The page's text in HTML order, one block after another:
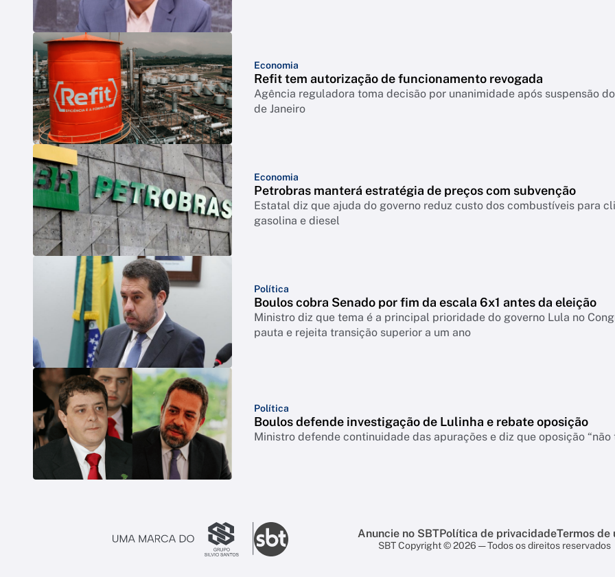
Economia
Refit tem autorização de funcionamento revogada
Agência reguladora toma decisão por unanimidade após suspensão
de Janeiro
Economia
Petrobras manterá estratégia de preços com subvenção
Estatal diz que ajuda do governo reduz custo dos combustíveis para
gasolina e diesel
Política
Boulos cobra Senado por fim da escala 6x1 antes da eleição
Ministro diz que tema é a principal prioridade do governo Lula no
pauta e rejeita transição superior a um ano
Política
Boulos defende investigação de Lulinha e rebate oposição
Ministro defende continuidade das apurações e diz que oposição
Anuncie no SBTPolítica de privacidadeTermos de
SBT Copyright © 2026 — Todos os direitos reservados